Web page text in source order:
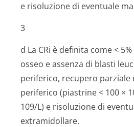
e risoluzione di eventuale
3
d La CRi è definita come <
osseo e assenza di blasti
periferico, recupero parziale
periferico (piastrine < 100 ×
109/L) e risoluzione di
extramidollare.